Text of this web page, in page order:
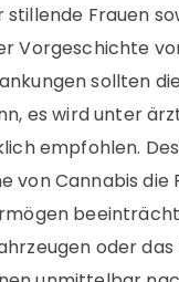
Frauen
Vorgeschichte
sollten
es wird unter
empfohlen.
von Cannabis die
oder das